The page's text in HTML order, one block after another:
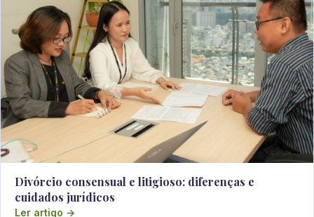
Divórcio consensual e litigioso: diferenças e
cuidados jurídicos
Ler artigo →